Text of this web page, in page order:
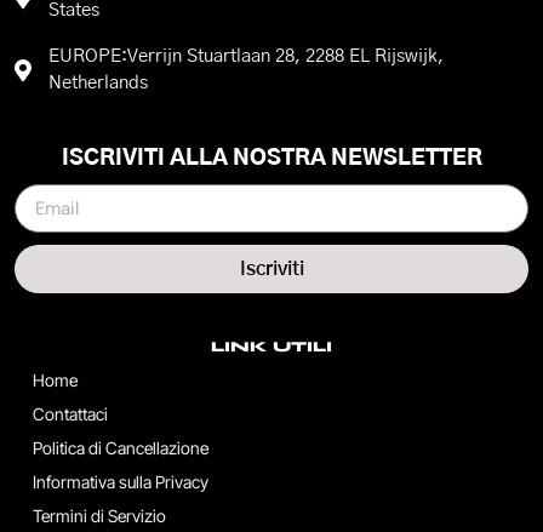
States
EUROPE:Verrijn Stuartlaan 28, 2288 EL Rijswijk,
Netherlands
LINK UTILI
Home
Contattaci
Politica di Cancellazione
Informativa sulla Privacy
Termini di Servizio
ISCRIVITI ALLA NOSTRA NEWSLETTER
Iscriviti